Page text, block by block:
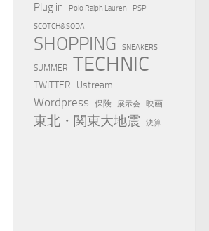
Plug in Polo Ralph Lauren
PSP
SCOTCH&SODA
SHOPPING SNEAKERS
SUMMER TECHNIC
TWITTER Ustream
Wordpress 保険 展示会 映画
東北・関東大地震 決算